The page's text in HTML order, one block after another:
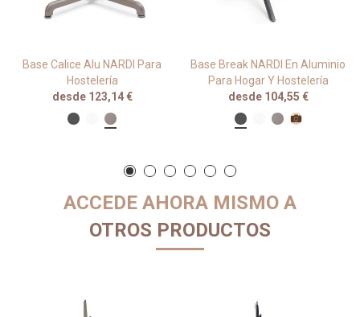
Base Calice Alu NARDI Para
Hostelería
desde 123,14 €
Base Break NARDI En Aluminio
Para Hogar Y Hostelería
desde 104,55 €
ACCEDE AHORA MISMO A
OTROS PRODUCTOS